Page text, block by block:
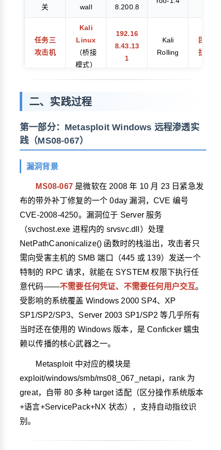
关 wall 8.200.8
任务三
攻击机
Kali
Linux
（桥接
模式）
192.16
8.43.13
1
Kali
Rolling
团队对
抗攻方
靶机
Server
（桥接
模式）
8.43.3
SP0 中
抗守方
二、实践过程
第一部分：Metasploit Windows 远程渗透实
践（MS08-067）
漏洞背景
MS08-067 是微软在 2008 年 10 月 23 日紧急发
布的带外补丁修复的一个 0day 漏洞，CVE 编号
CVE-2008-4250。漏洞位于 Server 服务
（svchost.exe 进程内的 srvsvc.dll）处理
NetPathCanonicalize() 函数时的栈溢出，攻击者只
需向受害主机的 SMB 端口（445 或 139）发送一个
特制的 RPC 请求，就能在 SYSTEM 权限下执行任
意代码——不需要任何凭证、不需要任何用户交互。
受影响的系统覆盖 Windows 2000 SP4、XP
SP1/SP2/SP3、Server 2003 SP1/SP2 等几乎所有
当时还在使用的 Windows 版本，是 Conficker 蠕虫
赖以传播的核心武器之一。
Metasploit 中对应的模块是
exploit/windows/smb/ms08_067_netapi，rank 为
great，自带 80 多种 target 适配（区分操作系统版本
+语言+ServicePack+NX 状态），支持自动指纹识
别。